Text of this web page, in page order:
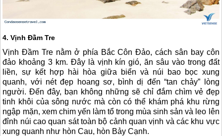
4. Vịnh Đầm Tre
Vịnh Đầm Tre nằm ở phía BắcCôn Đảo, cách sân bay côn
đảo khoảng 3 km. Đây là vịnh kín gió, ăn sâu vào trong đất
liền, sự kết hợp hài hòa giữa biển và núi bao bọc xung
quanh, với nét đẹp hoang sơ, bình dị đến “tan chảy” lòng
người. Đến đây, bạn không những sẽ chỉ đắm chìm vẻ đẹp
tinh khôi của sông nước mà còn có thể khám phá khu rừng
ngập mặn, xem chim yến làm tổ trong mùa sinh sản và leo lên
đỉnh núi cao quan sát toàn bộ cảnh quan vịnh và các khu vực
xung quanh như hòn Cau, hòn Bảy Cạnh.